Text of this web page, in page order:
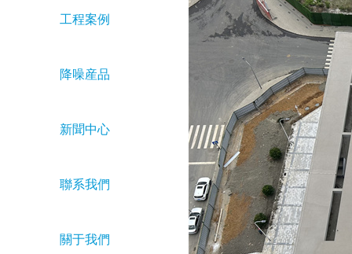
工程案例
降噪産品
新聞中心
聯系我們
關于我們